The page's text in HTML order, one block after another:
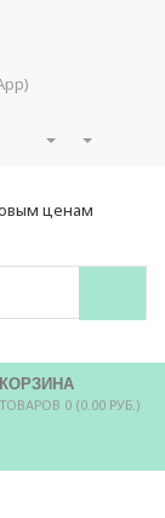
КОРЗИНА
ТОВАРОВ 0 (0.00 РУБ.)